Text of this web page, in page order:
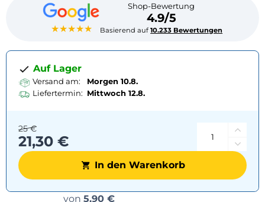
★★★★★
Shop-Bewertung
4.9/5
Basierend auf10.233 Bewertungen
Auf Lager
Versand am:
Morgen 10.8.
Liefertermin: Mittwoch 12.8.
21,30 €
25 €
In den Warenkorb
von 5,90 €